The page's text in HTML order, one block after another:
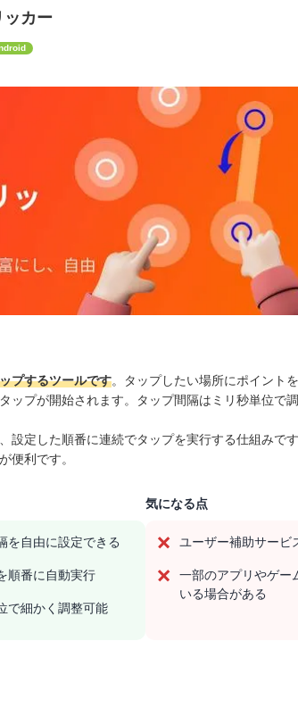
ッカー
プするツールです。タップしたい場所にポイント
ップが開始されます。タップ間隔はミリ秒単位で調
設定した順番に連続でタップを実行する仕組みで
便利です。
を自由に設定できる
順番に自動実行
で細かく調整可能
気になる点
ユーザー補助サービ
一部のアプリやゲー
いる場合がある